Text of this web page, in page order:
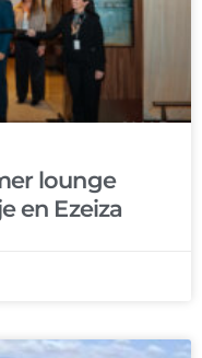
lounge
en Ezeiza